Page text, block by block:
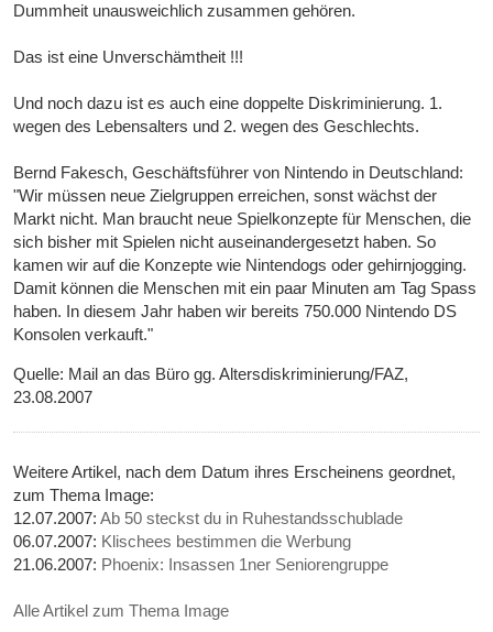
Dummheit unausweichlich zusammen gehören.
Das ist eine Unverschämtheit !!!
Und noch dazu ist es auch eine doppelte Diskriminierung. 1.
wegen des Lebensalters und 2. wegen des Geschlechts.
Bernd Fakesch, Geschäftsführer von Nintendo in Deutschland:
"Wir müssen neue Zielgruppen erreichen, sonst wächst der
Markt nicht. Man braucht neue Spielkonzepte für Menschen, die
sich bisher mit Spielen nicht auseinandergesetzt haben. So
kamen wir auf die Konzepte wie Nintendogs oder gehirnjogging.
Damit können die Menschen mit ein paar Minuten am Tag Spass
haben. In diesem Jahr haben wir bereits 750.000 Nintendo DS
Konsolen verkauft."
Quelle: Mail an das Büro gg. Altersdiskriminierung/FAZ,
23.08.2007
Weitere Artikel, nach dem Datum ihres Erscheinens geordnet,
zum Thema Image:
12.07.2007:Ab 50 steckst du in Ruhestandsschublade
06.07.2007: Klischees bestimmen die Werbung
21.06.2007: Phoenix: Insassen 1ner Seniorengruppe
Alle Artikel zum Thema Image